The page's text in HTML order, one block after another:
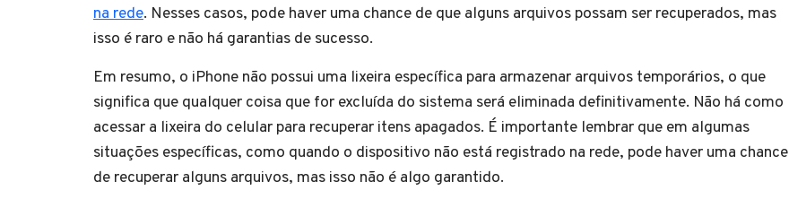
na rede. Nesses casos, pode haver uma chance de que alguns arquivos possam ser recuperados, mas
isso é raro e não há garantias de sucesso.
Em resumo, o iPhone não possui uma lixeira específica para armazenar arquivos temporários, o que
significa que qualquer coisa que for excluída do sistema será eliminada definitivamente. Não há como
acessar a lixeira do celular para recuperar itens apagados. É importante lembrar que em algumas
situações específicas, como quando o dispositivo não está registrado na rede, pode haver uma chance
de recuperar alguns arquivos, mas isso não é algo garantido.